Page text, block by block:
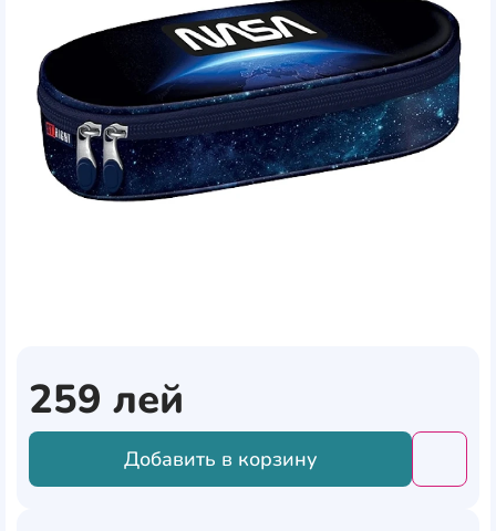
259 лей
Добавить в корзину